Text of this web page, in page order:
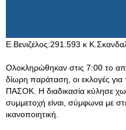
Ε.Βενιζέλος:291.593 κ
Ολοκληρώθηκαν στις 7:00 το
δίωρη παράταση, οι εκλογές για
ΠΑΣΟΚ. Η διαδικασία κύλησε
συμμετοχή είναι, σύμφωνα με
ικανοποιητική.